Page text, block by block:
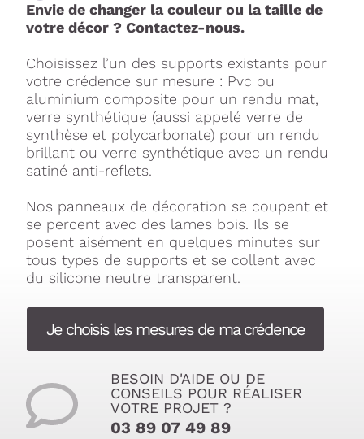
Envie de changer la couleur ou la taille de
votre décor ? Contactez-nous.
Choisissez l’un des supports existants pour
votre crédence sur mesure : Pvc ou
aluminium composite pour un rendu mat,
verre synthétique (aussi appelé verre de
synthèse et polycarbonate) pour un rendu
brillant ou verre synthétique avec un rendu
satiné anti-reflets.
Nos panneaux de décoration se coupent et
se percent avec des lames bois. Ils se
posent aisément en quelques minutes sur
tous types de supports et se collent avec
du silicone neutre transparent.
Je choisis les mesures de ma crédence
BESOIN D'AIDE OU DE
CONSEILS POUR RÉALISER
VOTRE PROJET ?
03 89 07 49 89